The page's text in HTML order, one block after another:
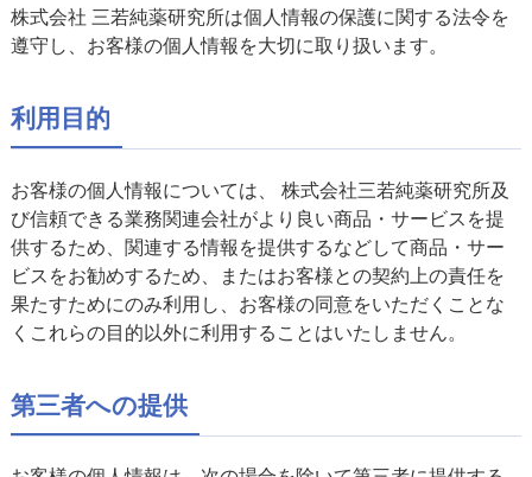
株式会社 三若純薬研究所は個人情報の保護に関する法令を
遵守し、お客様の個人情報を大切に取り扱います。
利用目的
お客様の個人情報については、 株式会社三若純薬研究所及
び信頼できる業務関連会社がより良い商品・サービスを提
供するため、関連する情報を提供するなどして商品・サー
ビスをお勧めするため、またはお客様との契約上の責任を
果たすためにのみ利用し、お客様の同意をいただくことな
くこれらの目的以外に利用することはいたしません。
第三者への提供